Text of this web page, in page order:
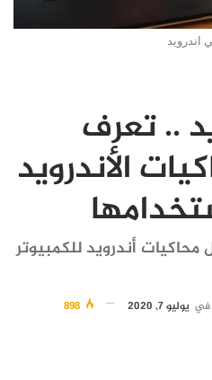
اندرويد
.. تعرف
الأندرويد
أندرويد للكمبيوتر
في يوليو 7, 2020